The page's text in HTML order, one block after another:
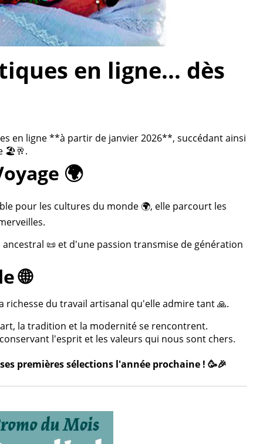
en ligne... dès
en ligne **à partir de janvier 2026**, succédant ainsi
🏖️🥂.
🌍
pour les cultures du monde 🌍, elle parcourt les
📜 et d'une passion transmise de génération
🌐
richesse du travail artisanal qu'elle admire tant 🙏.
la tradition et la modernité se rencontrent.
l'esprit et les valeurs qui nous sont chers.
premières sélections l'année prochaine ! 🥳🎉